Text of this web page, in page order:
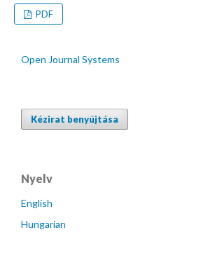
PDF
Open Journal Systems
Kézirat benyújtása
Nyelv
English
Hungarian